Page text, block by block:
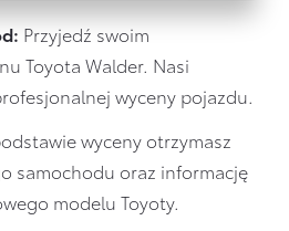
Przyjedź swoim
Toyota Walder. Nasi
wyceny pojazdu.
wyceny otrzymasz
samochodu oraz informację
modelu Toyoty.